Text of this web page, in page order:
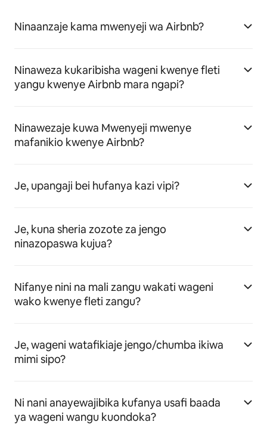
Ninaanzaje kama mwenyeji wa Airbnb?
Ninaweza kukaribisha wageni kwenye fleti
yangu kwenye Airbnb mara ngapi?
Ninawezaje kuwa Mwenyeji mwenye
mafanikio kwenye Airbnb?
Je, upangaji bei hufanya kazi vipi?
Je, kuna sheria zozote za jengo
ninazopaswa kujua?
Nifanye nini na mali zangu wakati wageni
wako kwenye fleti zangu?
Je, wageni watafikiaje jengo/chumba ikiwa
mimi sipo?
Ni nani anayewajibika kufanya usafi baada
ya wageni wangu kuondoka?